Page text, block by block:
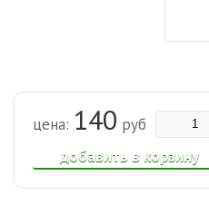
добавить в корзину
цена: 140 руб